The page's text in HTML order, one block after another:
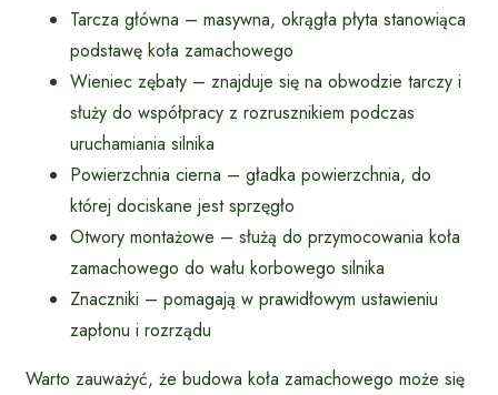
Tarcza główna – masywna, okrągła płyta stanowiąca
podstawę koła zamachowego
Wieniec zębaty – znajduje się na obwodzie tarczy i
służy do współpracy z rozrusznikiem podczas
uruchamiania silnika
Powierzchnia cierna – gładka powierzchnia, do
której dociskane jest sprzęgło
Otwory montażowe – służą do przymocowania koła
zamachowego do wału korbowego silnika
Znaczniki – pomagają w prawidłowym ustawieniu
zapłonu i rozrządu
Warto zauważyć, że budowa koła zamachowego może się